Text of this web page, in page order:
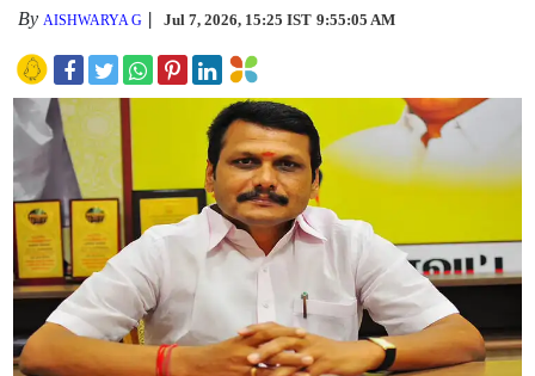
By AISHWARYA G Jul 7, 2026, 15:25 IST 9:55:05 AM